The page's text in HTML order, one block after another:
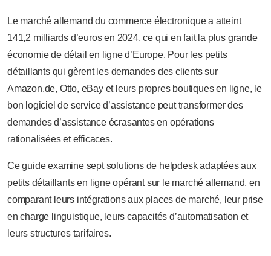
Le marché allemand du commerce électronique a atteint
141,2 milliards d’euros en 2024, ce qui en fait la plus grande
économie de détail en ligne d’Europe. Pour les petits
détaillants qui gèrent les demandes des clients sur
Amazon.de, Otto, eBay et leurs propres boutiques en ligne, le
bon logiciel de service d’assistance peut transformer des
demandes d’assistance écrasantes en opérations
rationalisées et efficaces.
Ce guide examine sept solutions de helpdesk adaptées aux
petits détaillants en ligne opérant sur le marché allemand, en
comparant leurs intégrations aux places de marché, leur prise
en charge linguistique, leurs capacités d’automatisation et
leurs structures tarifaires.